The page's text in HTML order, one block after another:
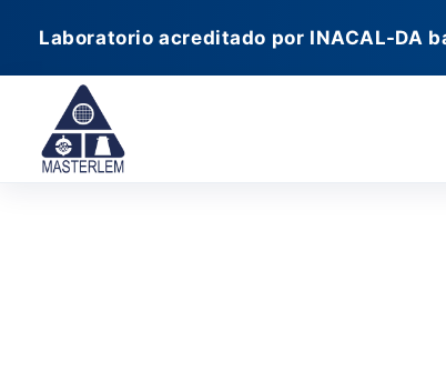
contenido
Laboratorio acreditado por INACAL-DA